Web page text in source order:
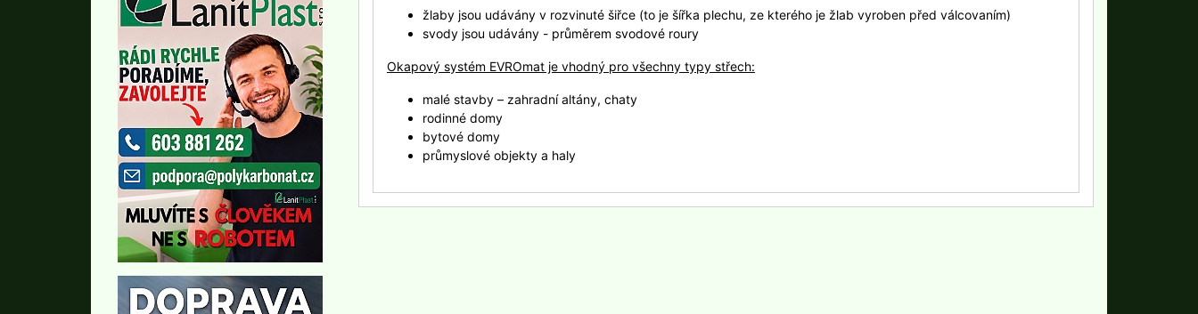
žlaby jsou udávány v rozvinuté šiřce (to je šířka plechu, ze kterého je žlab vyroben před válcovaním)
svody jsou udávány - průměrem svodové roury
Okapový systém EVROmat je vhodný pro všechny typy střech:
malé stavby – zahradní altány, chaty
rodinné domy
bytové domy
průmyslové objekty a haly